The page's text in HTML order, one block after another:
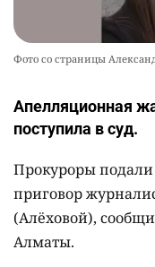
Фото со страницы
Апелляционная
поступила в суд.
Прокуроры
приговор
(Алёховой),
Алматы.